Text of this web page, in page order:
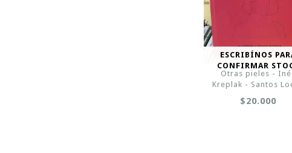
ESCRIBÍNOS
CONFIRMAR
Otras pieles -
Kreplak - Santos
$20.000